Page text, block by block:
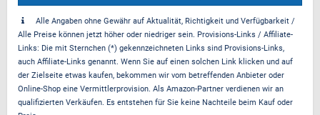
Alle Angaben ohne Gewähr auf Aktualität, Richtigkeit und Verfügbarkeit /
Alle Preise können jetzt höher oder niedriger sein. Provisions-Links / Affiliate-
Links: Die mit Sternchen (*) gekennzeichneten Links sind Provisions-Links,
auch Affiliate-Links genannt. Wenn Sie auf einen solchen Link klicken und auf
der Zielseite etwas kaufen, bekommen wir vom betreffenden Anbieter oder
Online-Shop eine Vermittlerprovision. Als Amazon-Partner verdienen wir an
qualifizierten Verkäufen. Es entstehen für Sie keine Nachteile beim Kauf oder